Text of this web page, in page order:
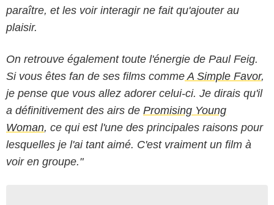
paraître, et les voir interagir ne fait qu'ajouter au
plaisir.
On retrouve également toute l'énergie de Paul Feig.
Si vous êtes fan de ses films comme A Simple Favor,
je pense que vous allez adorer celui-ci. Je dirais qu'il
a définitivement des airs de Promising Young
Woman, ce qui est l'une des principales raisons pour
lesquelles je l'ai tant aimé. C'est vraiment un film à
voir en groupe."